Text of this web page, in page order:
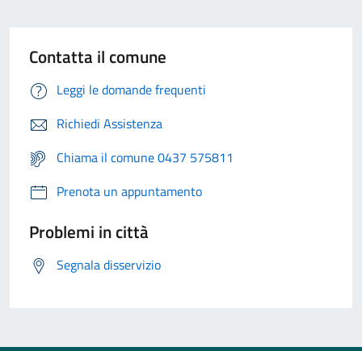
Contatta il comune
Leggi le domande frequenti
Richiedi Assistenza
Chiama il comune 0437 575811
Prenota un appuntamento
Problemi in città
Segnala disservizio